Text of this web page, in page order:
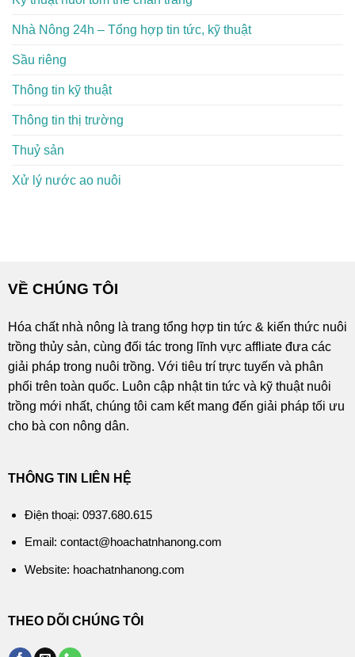
Nhà Nông 24h – Tổng hợp tin tức, kỹ thuật
Sầu riêng
Thông tin kỹ thuật
Thông tin thị trường
Thuỷ sản
Xử lý nước ao nuôi
VỀ CHÚNG TÔI
Hóa chất nhà nông là trang tổng hợp tin tức & kiến thức nuôi
trồng thủy sản, cùng đối tác trong lĩnh vực affliate đưa các
giải pháp trong nuôi trồng. Với tiêu trí trực tuyến và phân
phối trên toàn quốc. Luôn cập nhật tin tức và kỹ thuật nuôi
trồng mới nhất, chúng tôi cam kết mang đến giải pháp tối ưu
cho bà con nông dân.
THÔNG TIN LIÊN HỆ
Điện thoại: 0937.680.615
Email: contact@hoachatnhanong.com
Website: hoachatnhanong.com
THEO DÕI CHÚNG TÔI